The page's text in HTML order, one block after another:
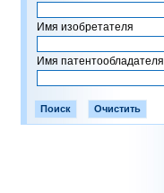
Имя изобретателя
Имя патентообладателя